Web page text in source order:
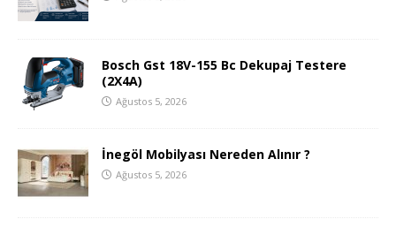
Bosch Gst 18V-155 Bc Dekupaj Testere
(2X4A)
Ağustos 5, 2026
İnegöl Mobilyası Nereden Alınır ?
Ağustos 5, 2026